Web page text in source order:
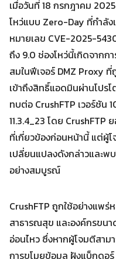
Search
for:
เมื่อวันที่ 18 กรกฎาคม
โหว่แบบ Zero-Day ที่กำลัง
หมายเลข CVE-2025-
ถึง 9.0 ช่องโหว่นี้เกิดจากก
สมในฟีเจอร์ DMZ Proxy
เข้าถึงสิทธิ์แอดมินผ่านโปร
ทบต่อ CrushFTP เวอร์ชัน
11.3.4_23 โดย
ที่เกี่ยวข้องก่อนหน้านี้ แต่ผู้
เปลี่ยนแปลงดังกล่าวและพ
อย่างสมบูรณ์
CrushFTP ถูกใช้อย่างแพร่
สาธารณสุข และองค์กรขน
อ่อนไหว ซึ่งหากผู้โจมตีสาม
การขโมยข้อมูล ฝังแบ็กดอร์